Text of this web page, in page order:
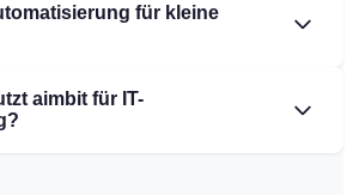
für kleine
aimbit für IT-